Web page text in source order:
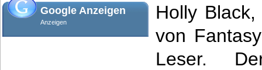
Google Anzeigen
Anzeigen
Holly
von
Leser.